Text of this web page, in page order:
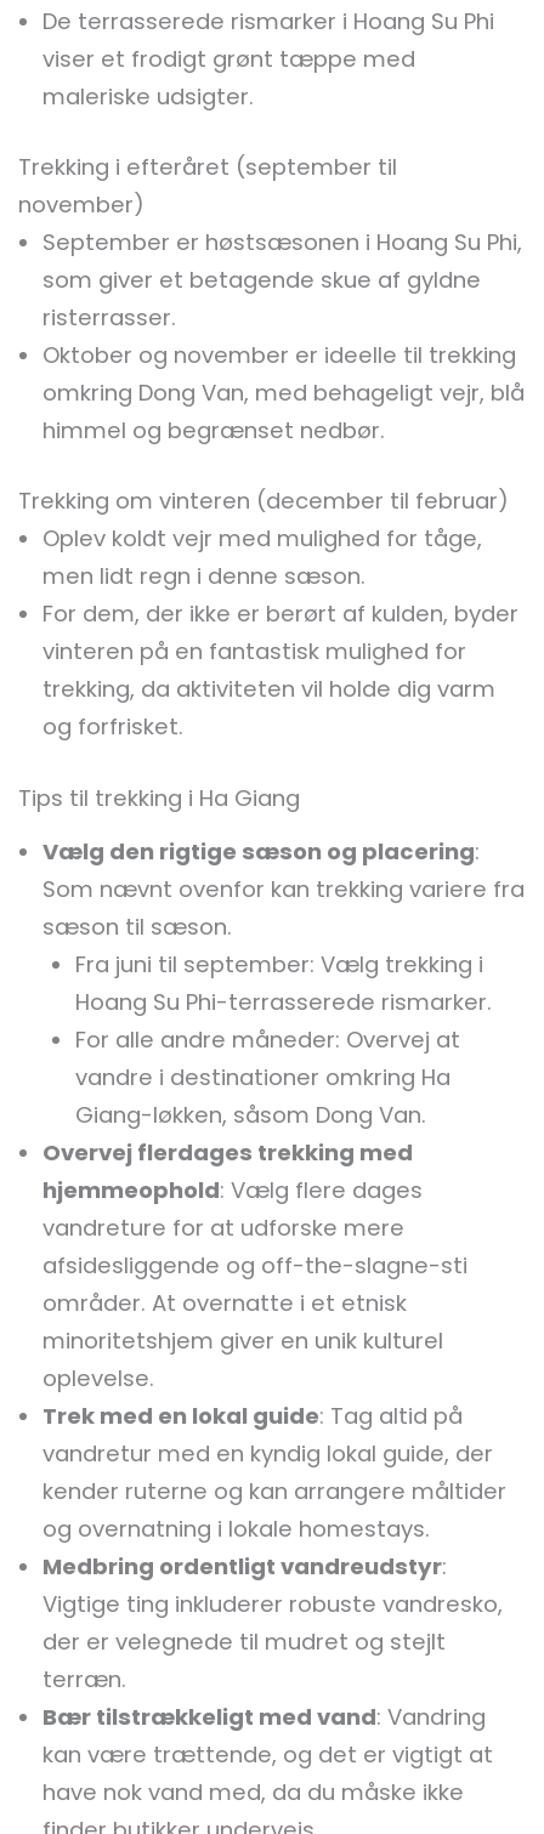
De terrasserede rismarker i Hoang Su Phi
viser et frodigt grønt tæppe med
maleriske udsigter.
Trekking i efteråret (september til
november)
September er høstsæsonen i Hoang Su Phi,
som giver et betagende skue af gyldne
risterrasser.
Oktober og november er ideelle til trekking
omkring Dong Van, med behageligt vejr, blå
himmel og begrænset nedbør.
Trekking om vinteren (december til februar)
Oplev koldt vejr med mulighed for tåge,
men lidt regn i denne sæson.
For dem, der ikke er berørt af kulden, byder
vinteren på en fantastisk mulighed for
trekking, da aktiviteten vil holde dig varm
og forfrisket.
Tips til trekking i Ha Giang
Vælg den rigtige sæson og placering:
Som nævnt ovenfor kan trekking variere fra
sæson til sæson.
Fra juni til september: Vælg trekking i
Hoang Su Phi-terrasserede rismarker.
For alle andre måneder: Overvej at
vandre i destinationer omkring Ha
Giang-løkken, såsom Dong Van.
Overvej flerdages trekking med
hjemmeophold: Vælg flere dages
vandreture for at udforske mere
afsidesliggende og off-the-slagne-sti
områder. At overnatte i et etnisk
minoritetshjem giver en unik kulturel
oplevelse.
Trek med en lokal guide: Tag altid på
vandretur med en kyndig lokal guide, der
kender ruterne og kan arrangere måltider
og overnatning i lokale homestays.
Medbring ordentligt vandreudstyr:
Vigtige ting inkluderer robuste vandresko,
der er velegnede til mudret og stejlt
terræn.
Bær tilstrækkeligt med vand: Vandring
kan være trættende, og det er vigtigt at
have nok vand med, da du måske ikke